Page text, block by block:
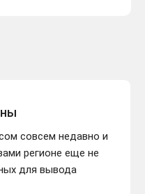
совсем недавно и
регионе еще не
для вывода